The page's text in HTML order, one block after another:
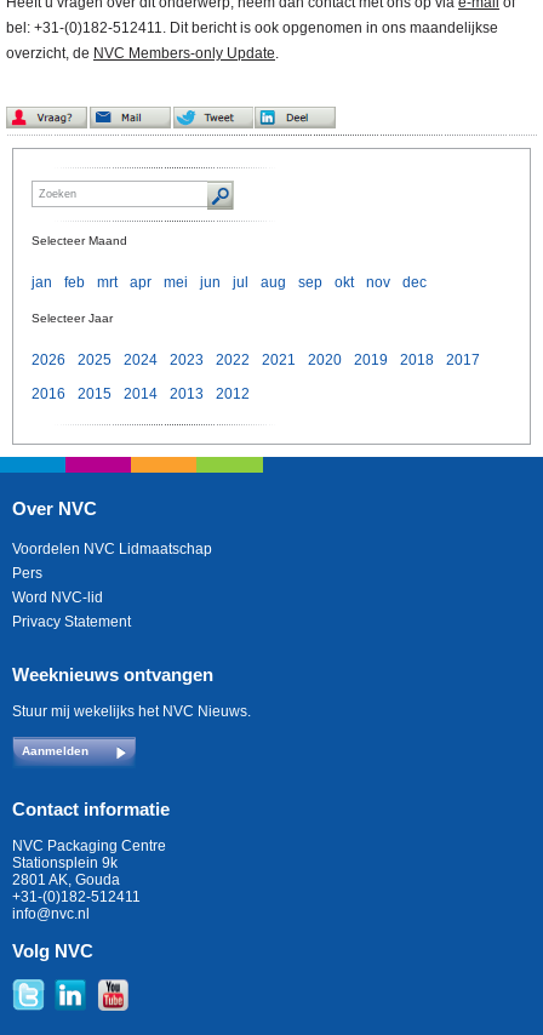
bel: +31-(0)182-512411. Dit bericht is ook opgenomen in ons maandelijkse
overzicht, de NVC Members-only Update.
Selecteer Maand
jan feb mrt apr mei jun jul aug sep okt nov dec
Selecteer Jaar
2026 2025 2024 2023 2022 2021 2020 2019 2018
2017
2016
2015 2014 2013 2012
Over NVC
Voordelen NVC Lidmaatschap
Pers
Word NVC-lid
Privacy Statement
Weeknieuws ontvangen
Stuur mij wekelijks het NVC Nieuws.
Aanmelden
Contact informatie
NVC Packaging Centre
Stationsplein 9k
2801 AK, Gouda
+31-(0)182-512411
info@nvc.nl
Volg NVC